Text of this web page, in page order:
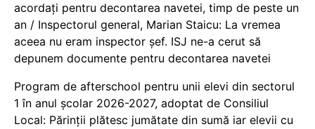
acordați pentru decontarea navetei, timp de peste un
an / Inspectorul general, Marian Staicu: La vremea
aceea nu eram inspector șef. ISJ ne-a cerut să
depunem documente pentru decontarea navetei
Program de afterschool pentru unii elevi din sectorul
1 în anul școlar 2026-2027, adoptat de Consiliul
Local: Părinții plătesc jumătate din sumă iar elevii cu